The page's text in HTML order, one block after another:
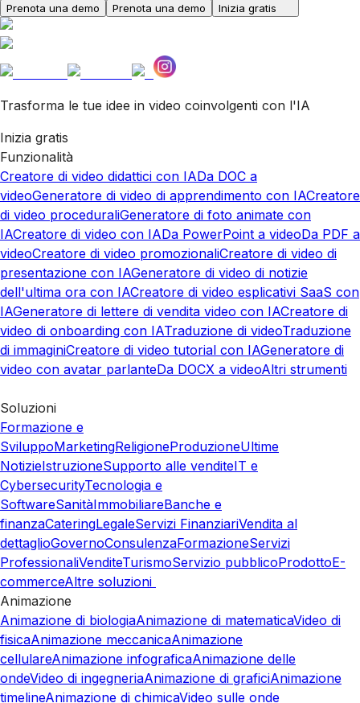
Prenota una demo Prenota una demo Inizia gratis
Trasforma le tue idee in video coinvolgenti con l'IA
Inizia gratis
Funzionalità
Creatore di video didattici con IADa DOC a
videoGeneratore di video di apprendimento con IACreatore
di video proceduraliGeneratore di foto animate con
IACreatore di video con IADa PowerPoint a videoDa PDF a
videoCreatore di video promozionaliCreatore di video di
presentazione con IAGeneratore di video di notizie
dell'ultima ora con IACreatore di video esplicativi SaaS con
IAGeneratore di lettere di vendita video con IACreatore di
video di onboarding con IATraduzione di videoTraduzione
di immaginiCreatore di video tutorial con IAGeneratore di
video con avatar parlanteDa DOCX a videoAltri strumenti
Soluzioni
Formazione e
SviluppoMarketingReligioneProduzioneUltime
NotizieIstruzioneSupporto alle venditeIT e
CybersecurityTecnologia e
SoftwareSanitàImmobiliareBanche e
finanzaCateringLegaleServizi FinanziariVendita al
dettaglioGovernoConsulenzaFormazioneServizi
ProfessionaliVenditeTurismoServizio pubblicoProdottoE-
commerceAltre soluzioni
Animazione
Animazione di biologiaAnimazione di matematicaVideo di
fisicaAnimazione meccanicaAnimazione
cellulareAnimazione infograficaAnimazione delle
ondeVideo di ingegneriaAnimazione di graficiAnimazione
timelineAnimazione di chimicaVideo sulle onde